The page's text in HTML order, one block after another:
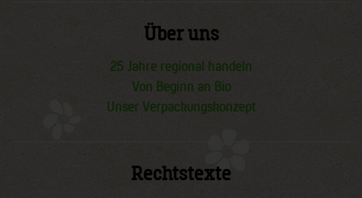
Über uns
25 Jahre regional handeln
Von Beginn an Bio
Unser Verpackungskonzept
Rechtstexte